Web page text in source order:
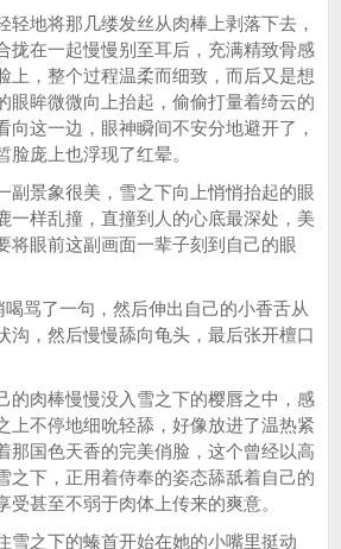
地将那几缕发丝从肉棒上剥落下去，
拢在一起慢慢别至耳后，充满精致骨感
上，整个过程温柔而细致，而后又是想
眼眸微微向上抬起，偷偷打量着绮云的
向这一边，眼神瞬间不安分地避开了，
脸庞上也浮现了红晕。
景象很美，雪之下向上悄悄抬起的眼
一样乱撞，直撞到人的心底最深处，美
将眼前这副画面一辈子刻到自己的眼
骂了一句，然后伸出自己的小香舌从
沟，然后慢慢舔向龟头，最后张开檀口
肉棒慢慢没入雪之下的樱唇之中，感
上不停地细吮轻舔，好像放进了温热紧
那国色天香的完美俏脸，这个曾经以高
之下，正用着侍奉的姿态舔舐着自己的
受甚至不弱于肉体上传来的爽意。
之下的螓首开始在她的小嘴里挺动